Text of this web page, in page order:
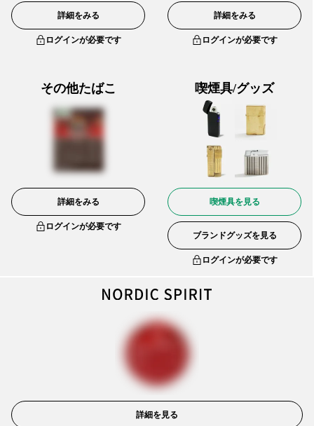
詳細をみる
ログインが必要です
詳細をみる
ログインが必要です
その他たばこ
詳細をみる
ログインが必要です
喫煙具/グッズ
喫煙具を見る
ブランドグッズを見る
ログインが必要です
詳細を見る